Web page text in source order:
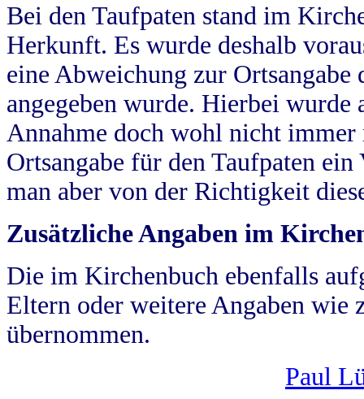
Bei den Taufpaten stand im
Herkunft. Es wurde deshalb
eine Abweichung zur
angegeben wurde. Hierbei wurde
Annahme doch wohl nicht
Ortsangabe für den Taufpaten
man aber von der Richtigkeit
Zusätzliche Angaben im
Die im Kirchenbuch ebenfalls
Eltern oder weitere Angaben wie
übernommen.
Paul